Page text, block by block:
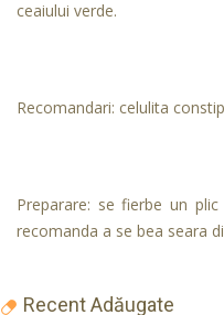
ceaiului verde.
Recomandari: celulita
Preparare: se fierbe un
recomanda a se bea seara
Recent Adăugate